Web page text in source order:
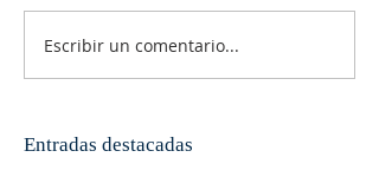
Escribir un comentario...
Entradas destacadas